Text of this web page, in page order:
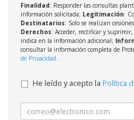
Finalidad: Responder las consultas
información solicitada; Legitimación:
Destinatarios: Solo se realizan
Derechos: Acceder, rectificar y suprimir,
indica en la información adicional;
consultar la información completa de
de Privacidad.
He leído y acepto la Política